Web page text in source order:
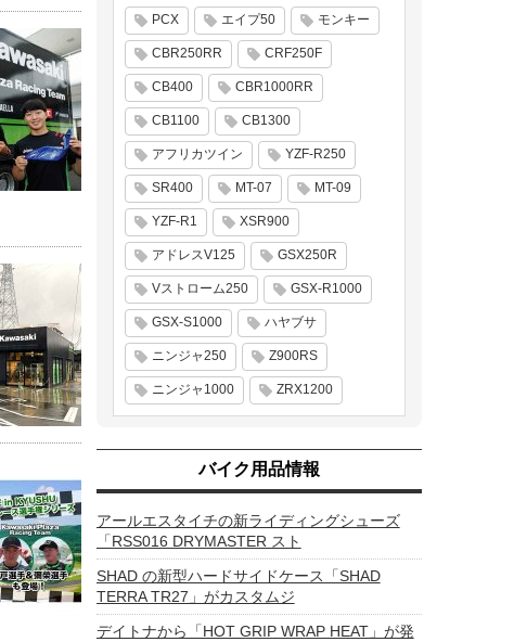
PCX エイプ50 モンキー
CBR250RR CRF250F
CB400 CBR1000RR
CB1100 CB1300
アフリカツイン YZF-R250
SR400 MT-07 MT-09
YZF-R1 XSR900
アドレスV125 GSX250R
Vストローム250 GSX-R1000
GSX-S1000 ハヤブサ
ニンジャ250 Z900RS
ニンジャ1000 ZRX1200
バイク用品情報
アールエスタイチの新ライディングシューズ
「RSS016 DRYMASTER スト
SHAD の新型ハードサイドケース「SHAD
TERRA TR27」がカスタムジ
デイトナから「HOT GRIP WRAP HEAT」が発